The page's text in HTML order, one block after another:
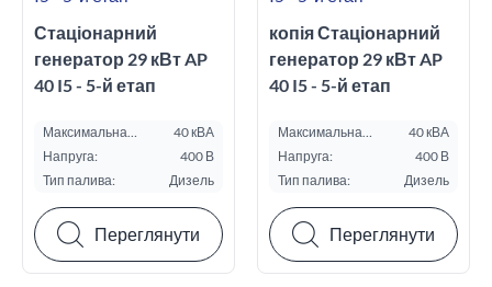
Стаціонарний
генератор 29 кВт AP
40 I5 - 5-й етап
Максимальна
40 кВА
Напруга:
400 В
Тип палива:
Дизель
Переглянути
копія Стаціонарний
генератор 29 кВт AP
40 I5 - 5-й етап
Максимальна
40 кВА
Напруга:
400 В
Тип палива:
Дизель
Переглянути